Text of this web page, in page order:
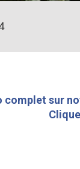
complet sur